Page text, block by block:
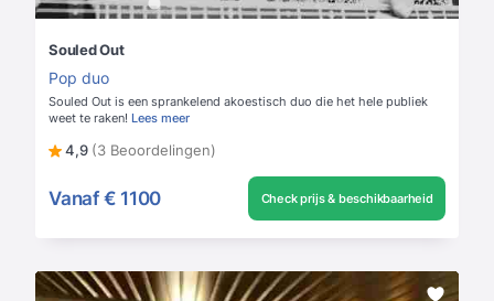
Souled Out
Pop duo
Souled Out is een sprankelend akoestisch duo die het hele publiek
weet te raken! Lees meer
4,9 (3 Beoordelingen)
Vanaf € 1100 Check prijs & beschikbaarheid